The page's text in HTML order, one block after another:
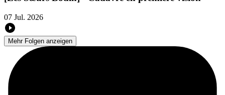
07 Jul. 2026
Mehr Folgen anzeigen